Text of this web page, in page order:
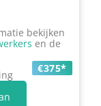
bekijken
en de
€375*